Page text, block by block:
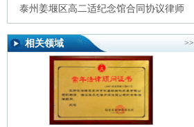
泰州姜堰区高二适纪念馆合同协议律师
相关领域 >>